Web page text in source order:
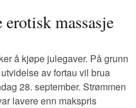
massasje
å kjøpe julegaver. På grunn
av fortau vil brua
28. september. Strømmen
lavere enn makspris